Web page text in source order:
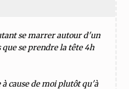
se marrer autour d'un
que se prendre la tête 4h
cause de moi plutôt qu'à